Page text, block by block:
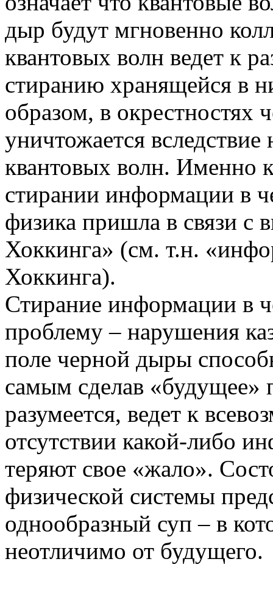
дыр будут мгновенно
квантовых волн ведет к
стиранию хранящейся в
образом, в
уничтожается
квантовых волн. Именно
стирании информации в
физика пришла в связи с
Хоккинга» (см. т.н.
Хоккинга).
Стирание информации в
проблему – нарушения
поле черной дыры
самым сделав
разумеется, ведет к
отсутствии какой-либо
теряют свое «жало».
физической системы
однообразный суп – в
неотличимо от будущего.